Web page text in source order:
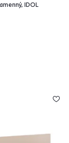
IDOL